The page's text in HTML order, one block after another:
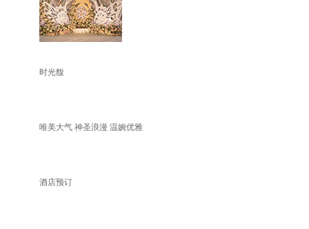
时光馥
唯美大气 神圣浪漫 温婉优雅
酒店预订